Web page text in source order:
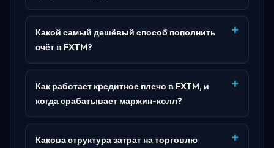
Какой самый дешёвый способ пополнить
счёт в FXTM?
Как работает кредитное плечо в FXTM, и
когда срабатывает маржин-колл?
Какова структура затрат на торговлю